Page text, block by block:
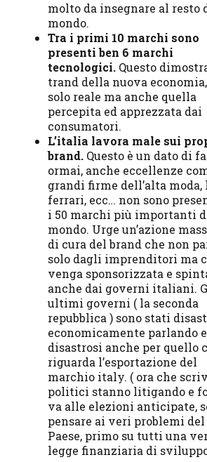
molto da insegnare al resto
mondo.
Tra i primi 10 marchi sono
presenti ben 6 marchi
tecnologici. Questo
trand della nuova
solo reale ma anche quella
percepita ed apprezzata dai
consumatori.
L’italia lavora male sui
brand. Questo è un dato di
ormai, anche eccellenze
grandi firme dell’alta moda,
ferrari, ecc… non sono
i 50 marchi più importanti
mondo. Urge un’azione
di cura del brand che non
solo dagli imprenditori ma
venga sponsorizzata e
anche dai governi italiani.
ultimi governi ( la seconda
repubblica ) sono stati
economicamente parlando e
disastrosi anche per quello
riguarda l’esportazione del
marchio italy. ( ora che
politici stanno litigando e
va alle elezioni anticipate,
pensare ai veri problemi del
Paese, primo su tutti una
legge finanziaria di